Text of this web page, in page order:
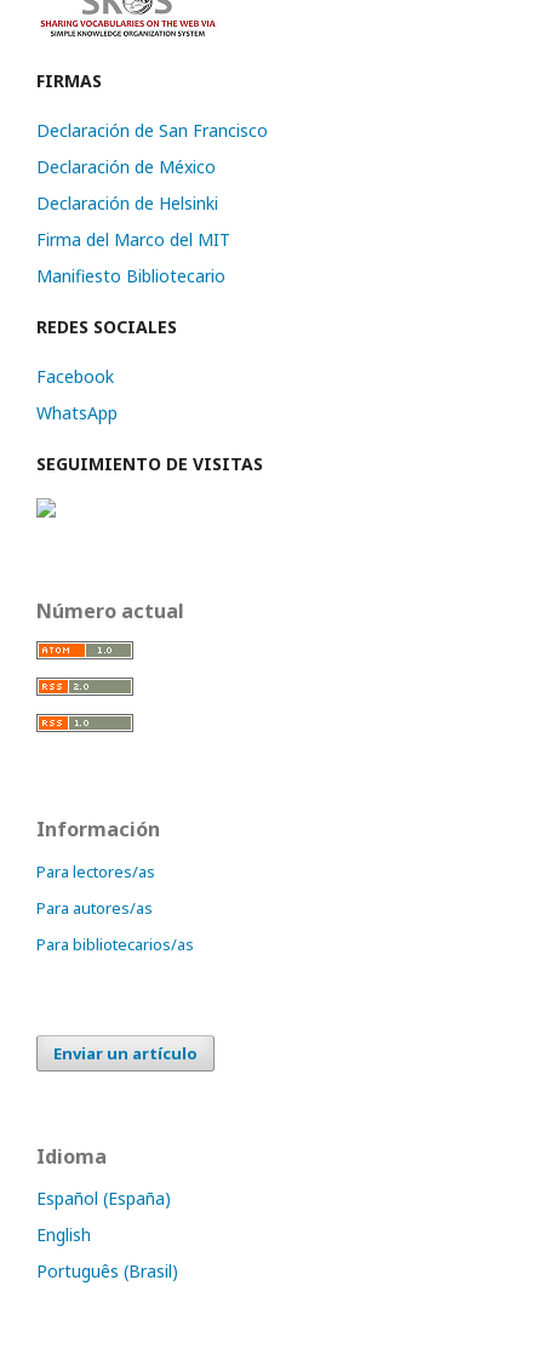
FIRMAS
Declaración de San Francisco
Declaración de México
Declaración de Helsinki
Firma del Marco del MIT
Manifiesto Bibliotecario
REDES SOCIALES
Facebook
WhatsApp
SEGUIMIENTO DE VISITAS
Número actual
Información
Para lectores/as
Para autores/as
Para bibliotecarios/as
Enviar un artículo
Idioma
Español (España)
English
Português (Brasil)